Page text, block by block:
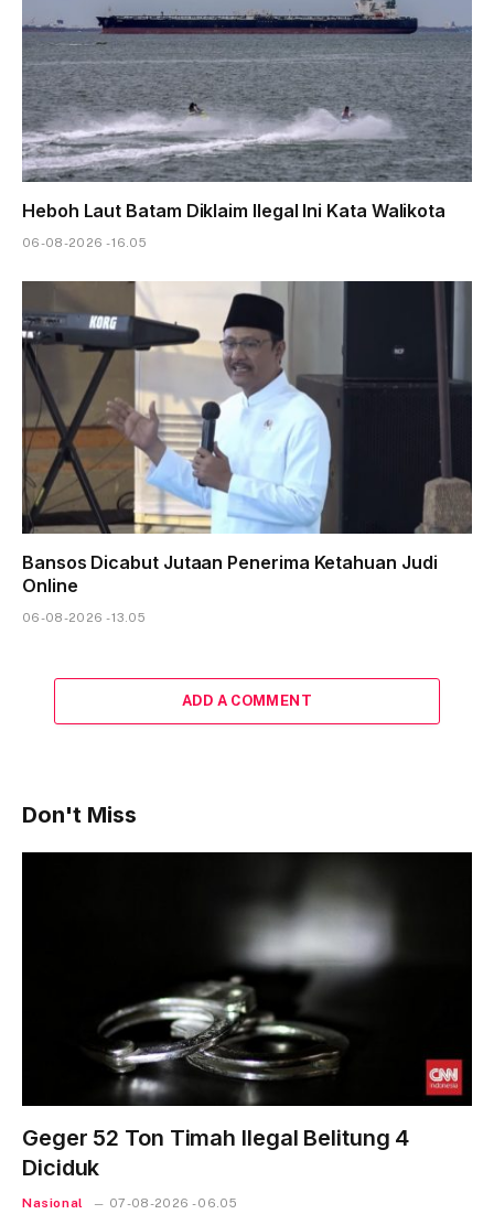
Heboh Laut Batam Diklaim Ilegal Ini Kata Walikota
06-08-2026 - 16.05
Bansos Dicabut Jutaan Penerima Ketahuan Judi
Online
06-08-2026 - 13.05
ADD A COMMENT
Don't Miss
Geger 52 Ton Timah Ilegal Belitung 4
Diciduk
Nasional 07-08-2026 - 06.05